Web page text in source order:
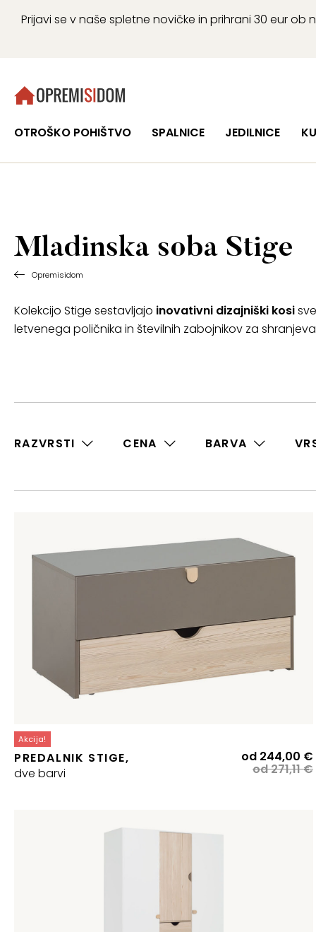
Prijavi se v naše spletne novičke in prihrani 30 eur
OTROŠKO POHIŠTVO SPALNICE JEDILNICE
Mladinska soba Stige
Opremisidom
Kolekcijo Stige sestavljajo inovativni dizajniški kosi
letvenega poličnika in številnih zabojnikov za
Akcija!
PREDALNIK STIGE,
dve barvi
od271,11€
od 244,00 €
RAZVRSTI CENA BARVA